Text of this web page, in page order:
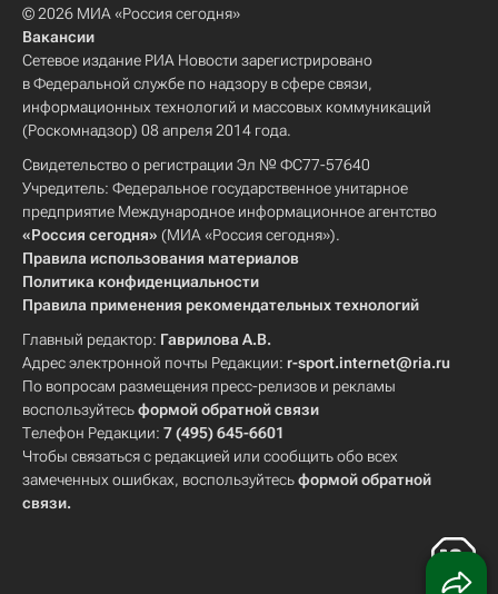
© 2026 МИА «Россия сегодня»
Вакансии
Сетевое издание РИА Новости зарегистрировано
в Федеральной службе по надзору в сфере связи,
информационных технологий и массовых коммуникаций
(Роскомнадзор) 08 апреля 2014 года.
Свидетельство о регистрации Эл № ФС77-57640
Учредитель: Федеральное государственное унитарное
предприятие Международное информационное агентство
«Россия сегодня» (МИА «Россия сегодня»).
Правила использования материалов
Политика конфиденциальности
Правила применения рекомендательных технологий
Главный редактор: Гаврилова А.В.
Адрес электронной почты Редакции: r-sport.internet@ria.ru
По вопросам размещения пресс-релизов и рекламы
воспользуйтесьформой обратной связи
Телефон Редакции: 7 (495) 645-6601
Чтобы связаться с редакцией или сообщить обо всех
замеченных ошибках, воспользуйтесьформой обратной
связи.